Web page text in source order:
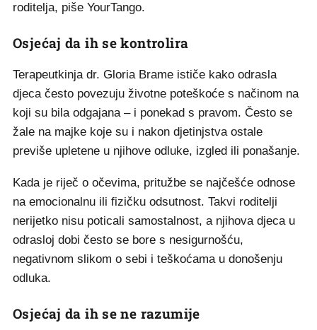
roditelja, piše YourTango.
Osjećaj da ih se kontrolira
Terapeutkinja dr. Gloria Brame ističe kako odrasla
djeca često povezuju životne poteškoće s načinom na
koji su bila odgajana – i ponekad s pravom. Često se
žale na majke koje su i nakon djetinjstva ostale
previše upletene u njihove odluke, izgled ili ponašanje.
Kada je riječ o očevima, pritužbe se najčešće odnose
na emocionalnu ili fizičku odsutnost. Takvi roditelji
nerijetko nisu poticali samostalnost, a njihova djeca u
odrasloj dobi često se bore s nesigurnošću,
negativnom slikom o sebi i teškoćama u donošenju
odluka.
Osjećaj da ih se ne razumije